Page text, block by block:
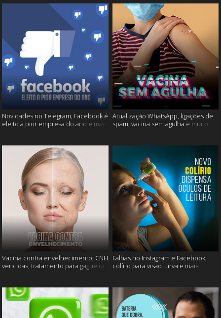
Novidades no Telegram, Facebook é
eleito a pior empresa do ano e mais
Atualização WhatsApp, ligações de
spam, vacina sem agulha e muito
Vacina contra envelhecimento, CNH
vencidas, tratamento para gagueira
Falhas no Instagram e Facebook,
colírio para visão turva e mais